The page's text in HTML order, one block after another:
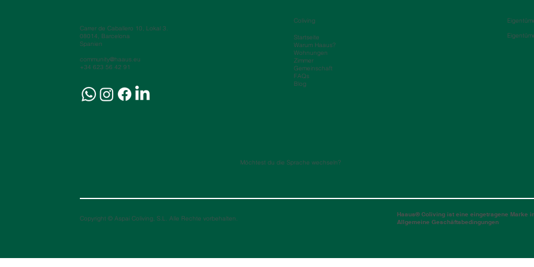
Carrer de Caballero 10, Lokal 3.
08014, Barcelona
Spanien
community@haaus.eu
+34 623 56 42 91
Coliving
Startseite
Warum Haaus?
Wohnungen
Zimmer
Gemeinschaft
FAQs
Blog
Möchtest du die Sprache wechseln?
Haaus® Coliving ist eine eingetragene Marke
Allgemeine Geschäftsbedingungen
Copyright © Aspai Coliving, S.L. Alle Rechte vorbehalten.